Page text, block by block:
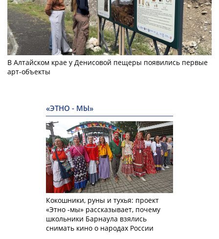
В Алтайском крае у Денисовой пещеры появились первые
арт-объекты
«ЭТНО - МЫ»
Кокошники, руны и тухья: проект
«Этно -мы» рассказывает, почему
школьники Барнаула взялись
снимать кино о народах России